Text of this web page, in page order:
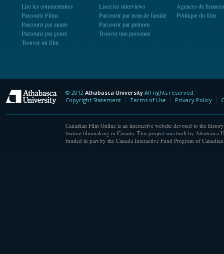
Lire les commentaires
Parcourir Films
Parcourir par année
Parcourir par genre
Trouver un film
Lisez les interviews
Parcourir par nom de famille
Parcourir par prénom
Trouver une personne
Agences de
Politique du film
Athabasca University
© 2012 Athabasca University All rights reserved.
Copyright Statement
Terms of Use Privacy Policy
Canadian Film Online is an interactive website devoted to the
feature filmmaking in Canada. This project was built by Athabasca
funded in part by the Canada Interactive Fund Program of